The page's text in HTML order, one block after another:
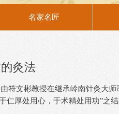
名家名匠
灸法
文彬教授在继承岭南针灸大师
仁厚处用心，于术精处用功”之